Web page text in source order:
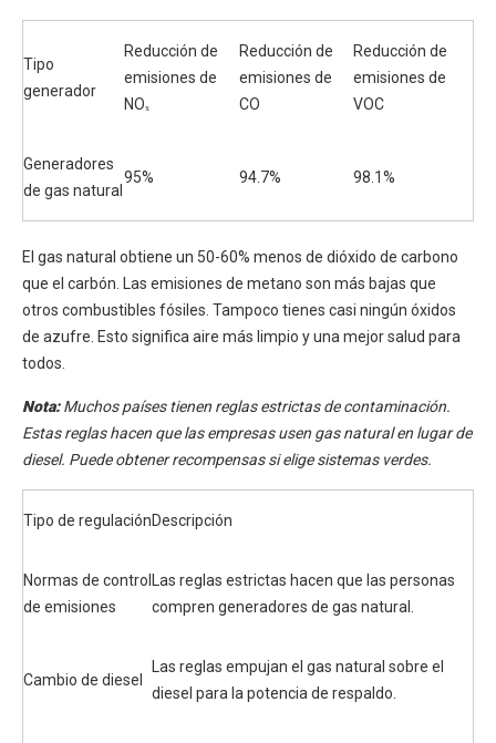
Tipo
generador
Reducción de
emisiones de
NOₓ
Reducción de
emisiones de
CO
Reducción de
emisiones de
VOC
Generadores
de gas natural
95% 94.7% 98.1%
El gas natural obtiene un 50-60% menos de dióxido de carbono
que el carbón. Las emisiones de metano son más bajas que
otros combustibles fósiles. Tampoco tienes casi ningún óxidos
de azufre. Esto significa aire más limpio y una mejor salud para
todos.
Nota:Muchos países tienen reglas estrictas de contaminación.
Estas reglas hacen que las empresas usen gas natural en lugar de
diesel. Puede obtener recompensas si elige sistemas verdes.
Tipo de regulaciónDescripción
Normas de control
de emisiones
Las reglas estrictas hacen que las personas
compren generadores de gas natural.
Cambio de diesel
Las reglas empujan el gas natural sobre el
diesel para la potencia de respaldo.